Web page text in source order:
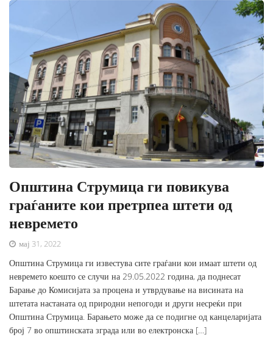
Општина Струмица ги повикува
граѓаните кои претрпеа штети од
невремето
мај 31, 2022
Општина Струмица ги известува сите граѓани кои имаат штети од
невремето коешто се случи на 29.05.2022 година, да поднесат
Барање до Комисијата за процена и утврдување на висината на
штетата настаната од природни непогоди и други несреќи при
Општина Струмица. Барањето може да се подигне од канцеларијата
број 7 во општинската зграда или во електронска […]